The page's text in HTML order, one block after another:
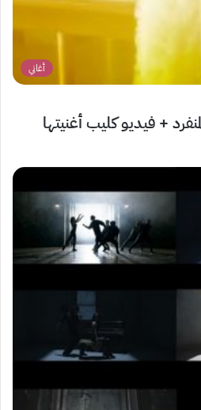
أغاني
+ فيديو كليب أغنيتها